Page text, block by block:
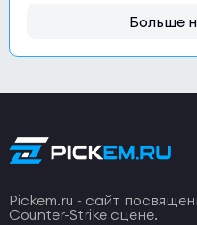
Больше
Pickem.ru - сайт
Counter-Strike сцене.